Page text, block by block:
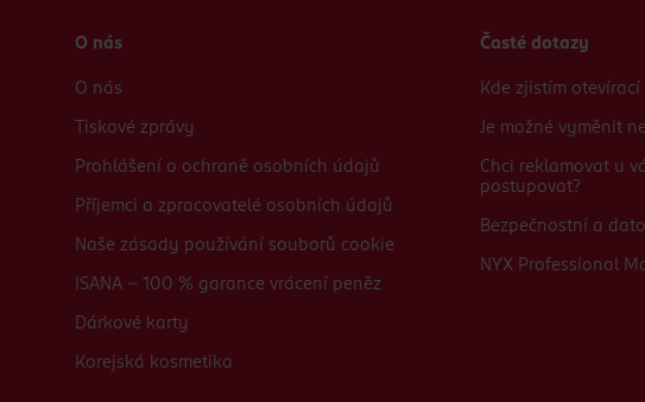
O nás
O nás
Tiskové zprávy
Prohlášení o ochraně osobních údajů
Příjemci a zpracovatelé osobních údajů
Naše zásady používání souborů cookie
ISANA - 100 % garance vrácení peněz
Dárkové karty
Korejská kosmetika
Časté dotazy
Kde zjistím
Je možné vyměnit
Chci reklamovat u
postupovat?
Bezpečnostní a
NYX Professional